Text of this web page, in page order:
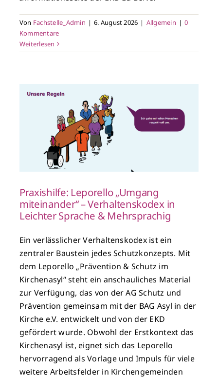
Von Fachstelle_Admin | 6. August 2026 | Allgemein | 0
Kommentare
Weiterlesen
Praxishilfe: Leporello „Umgang
miteinander“ – Verhaltenskodex in
Leichter Sprache & Mehrsprachig
Ein verlässlicher Verhaltenskodex ist ein
zentraler Baustein jedes Schutzkonzepts. Mit
dem Leporello „Prävention & Schutz im
Kirchenasyl“ steht ein anschauliches Material
zur Verfügung, das von der AG Schutz und
Prävention gemeinsam mit der BAG Asyl in der
Kirche e.V. entwickelt und von der EKD
gefördert wurde. Obwohl der Erstkontext das
Kirchenasyl ist, eignet sich das Leporello
hervorragend als Vorlage und Impuls für viele
weitere Arbeitsfelder in Kirchengemeinden